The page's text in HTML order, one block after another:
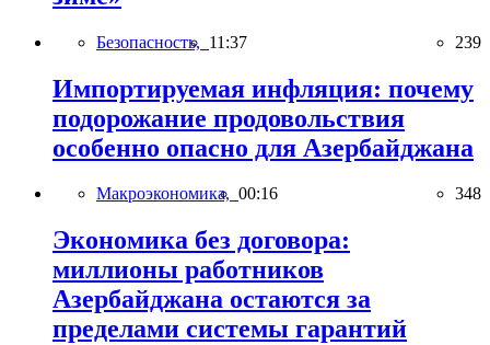
Безопасность, 11:37 239
Импортируемая инфляция: почему
подорожание продовольствия
особенно опасно для Азербайджана
Макроэкономика, 00:16 348
Экономика без договора:
миллионы работников
Азербайджана остаются за
пределами системы гарантий